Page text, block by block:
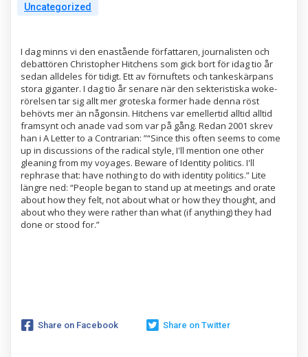
Uncategorized
I dag minns vi den enastående författaren, journalisten och
debattören Christopher Hitchens som gick bort för idag tio år
sedan alldeles för tidigt. Ett av förnuftets och tankeskärpans
stora giganter. I dag tio år senare när den sekteristiska woke-
rörelsen tar sig allt mer groteska former hade denna röst
behövts mer än någonsin. Hitchens var emellertid alltid alltid
framsynt och anade vad som var på gång. Redan 2001 skrev
han i A Letter to a Contrarian: ”“Since this often seems to come
up in discussions of the radical style, I'll mention one other
gleaning from my voyages. Beware of Identity politics. I'll
rephrase that: have nothing to do with identity politics.” Lite
längre ned: “People began to stand up at meetings and orate
about how they felt, not about what or how they thought, and
about who they were rather than what (if anything) they had
done or stood for.”
Share on Facebook Share on Twitter